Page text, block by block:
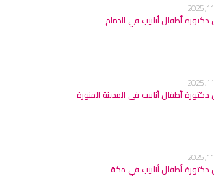
أطفال أنابيب في الدمام
أطفال أنابيب في المدينة المنورة
أطفال أنابيب في مكة